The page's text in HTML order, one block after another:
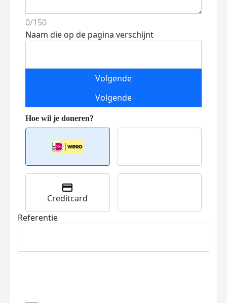
0/150
Naam die op de pagina verschijnt
Volgende
Volgende
Creditcard
Referentie